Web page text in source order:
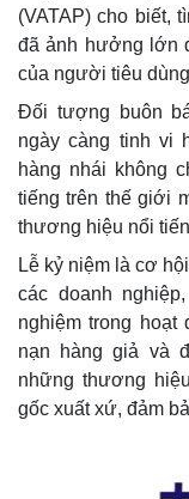
(VATAP) cho biết,
đã ảnh hưởng lớn
của người tiêu
Đối tượng buôn
ngày càng tinh vi
hàng nhái không
tiếng trên thế giới
thương hiệu nổi
Lễ kỷ niệm là cơ
các doanh
nghiệm trong hoạt
nạn hàng giả và
những thương
gốc xuất xứ, đảm